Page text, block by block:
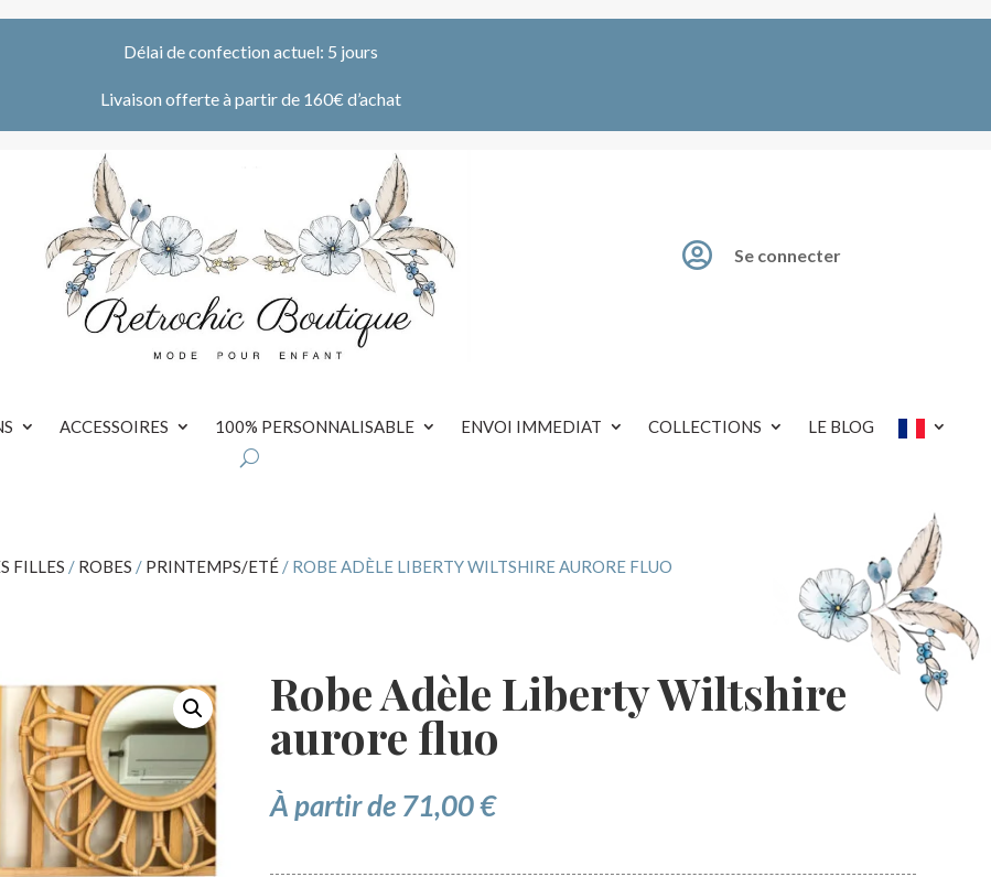
Délai de confection actuel: 5 jours
Livaison offerte à partir de 160€ d’achat
 Se connecter
ACCESSOIRES 100% PERSONNALISABLE ENVOI IMMEDIAT COLLECTIONS LE BLOG
FILLES / ROBES / PRINTEMPS/ETÉ/ ROBE ADÈLE LIBERTY WILTSHIRE AURORE FLUO
Robe Adèle Liberty Wiltshire
aurore fluo
À partir de 71,00€